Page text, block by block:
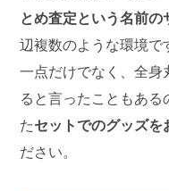
とめ査定という名前の
辺複数のような環境で
一点だけでなく、全身
ると言ったこともある
たセットでのグッズを
ださい。